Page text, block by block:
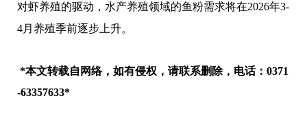
对虾养殖的驱动，水产养殖领域的鱼粉需求将在2026年3-
4月养殖季前逐步上升。
*本文转载自网络，如有侵权，请联系删除，电话：0371
-63357633*